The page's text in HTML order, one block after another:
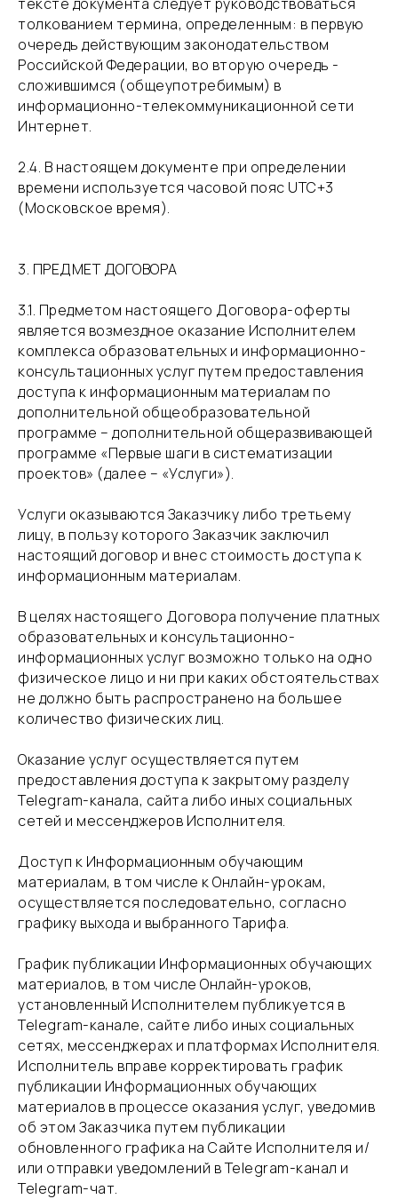
толкованием термина, определенным: в первую
очередь действующим законодательством
Российской Федерации, во вторую очередь -
сложившимся (общеупотребимым) в
информационно-телекоммуникационной сети
Интернет.
​2.4. В настоящем документе при определении
времени используется часовой пояс UTC+3
(Московское время).
3. ПРЕДМЕТ ДОГОВОРА
​3.1. Предметом настоящего Договора-оферты
является возмездное оказание Исполнителем
комплекса образовательных и информационно-
консультационных услуг путем предоставления
доступа к информационным материалам по
дополнительной общеобразовательной
программе – дополнительной общеразвивающей
программе «Первые шаги в систематизации
проектов» (далее – «Услуги»).
​Услуги оказываются Заказчику либо третьему
лицу, в пользу которого Заказчик заключил
настоящий договор и внес стоимость доступа к
информационным материалам.
​В целях настоящего Договора получение платных
образовательных и консультационно-
информационных услуг возможно только на одно
физическое лицо и ни при каких обстоятельствах
не должно быть распространено на большее
количество физических лиц.
​Оказание услуг осуществляется путем
предоставления доступа к закрытому разделу
Telegram-канала, сайта либо иных социальных
сетей и мессенджеров Исполнителя.
​Доступ к Информационным обучающим
материалам, в том числе к Онлайн-урокам,
осуществляется последовательно, согласно
графику выхода и выбранного Тарифа.
​График публикации Информационных обучающих
материалов, в том числе Онлайн-уроков,
установленный Исполнителем публикуется в
Telegram-канале, сайте либо иных социальных
сетях, мессенджерах и платформах Исполнителя.
Исполнитель вправе корректировать график
публикации Информационных обучающих
материалов в процессе оказания услуг, уведомив
об этом Заказчика путем публикации
обновленного графика на Сайте Исполнителя и/
или отправки уведомлений в Telegram-канал и
Telegram-чат.